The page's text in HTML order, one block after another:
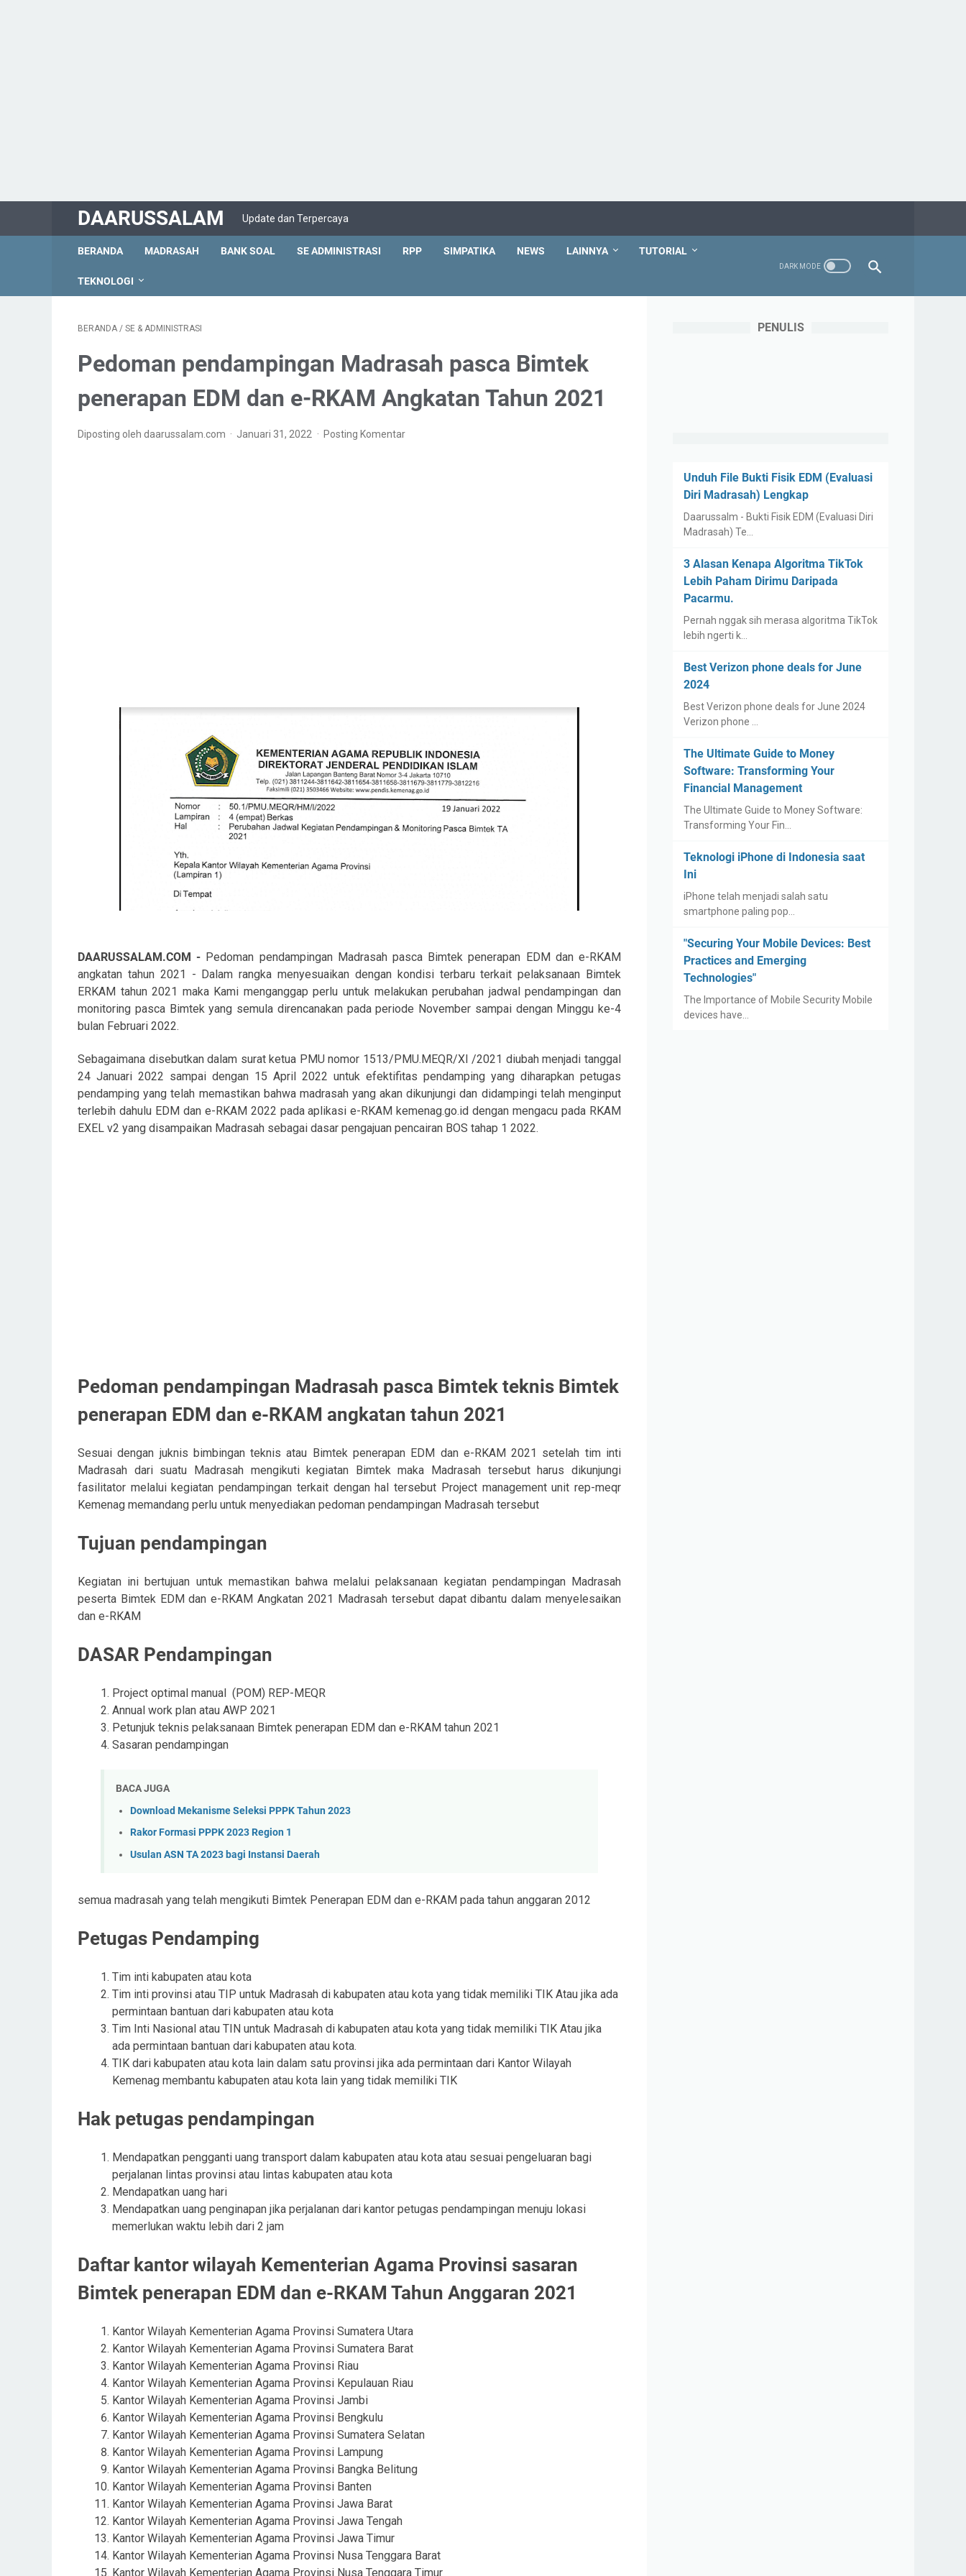
DAARUSSALAM Update dan Terpercaya
BERANDA MADRASAH BANK SOAL SE ADMINISTRASI RPP SIMPATIKA NEWS LAINNYA TUTORIAL
TEKNOLOGI
BERANDA / SE & ADMINISTRASI
Pedoman pendampingan Madrasah pasca Bimtek
penerapan EDM dan e-RKAM Angkatan Tahun 2021
Diposting oleh daarussalam.com Januari 31, 2022 Posting Komentar
DAARUSSALAM.COM - Pedoman pendampingan Madrasah pasca Bimtek penerapan EDM dan e-RKAM
angkatan tahun 2021 - Dalam rangka menyesuaikan dengan kondisi terbaru terkait pelaksanaan Bimtek
ERKAM tahun 2021 maka Kami menganggap perlu untuk melakukan perubahan jadwal pendampingan dan
monitoring pasca Bimtek yang semula direncanakan pada periode November sampai dengan Minggu ke-4
bulan Februari 2022.
Sebagaimana disebutkan dalam surat ketua PMU nomor 1513/PMU.MEQR/XI /2021 diubah menjadi tanggal
24 Januari 2022 sampai dengan 15 April 2022 untuk efektifitas pendamping yang diharapkan petugas
pendamping yang telah memastikan bahwa madrasah yang akan dikunjungi dan didampingi telah menginput
terlebih dahulu EDM dan e-RKAM 2022 pada aplikasi e-RKAM kemenag.go.id dengan mengacu pada RKAM
EXEL v2 yang disampaikan Madrasah sebagai dasar pengajuan pencairan BOS tahap 1 2022.
Pedoman pendampingan Madrasah pasca Bimtek teknis Bimtek
penerapan EDM dan e-RKAM angkatan tahun 2021
Sesuai dengan juknis bimbingan teknis atau Bimtek penerapan EDM dan e-RKAM 2021 setelah tim inti
Madrasah dari suatu Madrasah mengikuti kegiatan Bimtek maka Madrasah tersebut harus dikunjungi
fasilitator melalui kegiatan pendampingan terkait dengan hal tersebut Project management unit rep-meqr
Kemenag memandang perlu untuk menyediakan pedoman pendampingan Madrasah tersebut
Tujuan pendampingan
Kegiatan ini bertujuan untuk memastikan bahwa melalui pelaksanaan kegiatan pendampingan Madrasah
peserta Bimtek EDM dan e-RKAM Angkatan 2021 Madrasah tersebut dapat dibantu dalam menyelesaikan
dan e-RKAM
DASAR Pendampingan
Project optimal manual (POM) REP-MEQR
Annual work plan atau AWP 2021
Petunjuk teknis pelaksanaan Bimtek penerapan EDM dan e-RKAM tahun 2021
Sasaran pendampingan
BACA JUGA
Download Mekanisme Seleksi PPPK Tahun 2023
Rakor Formasi PPPK 2023 Region 1
Usulan ASN TA 2023 bagi Instansi Daerah
semua madrasah yang telah mengikuti Bimtek Penerapan EDM dan e-RKAM pada tahun anggaran 2012
Petugas Pendamping
Tim inti kabupaten atau kota
Tim inti provinsi atau TIP untuk Madrasah di kabupaten atau kota yang tidak memiliki TIK Atau jika ada
permintaan bantuan dari kabupaten atau kota
Tim Inti Nasional atau TIN untuk Madrasah di kabupaten atau kota yang tidak memiliki TIK Atau jika
ada permintaan bantuan dari kabupaten atau kota.
TIK dari kabupaten atau kota lain dalam satu provinsi jika ada permintaan dari Kantor Wilayah
Kemenag membantu kabupaten atau kota lain yang tidak memiliki TIK
Hak petugas pendampingan
Mendapatkan pengganti uang transport dalam kabupaten atau kota atau sesuai pengeluaran bagi
perjalanan lintas provinsi atau lintas kabupaten atau kota
Mendapatkan uang hari
Mendapatkan uang penginapan jika perjalanan dari kantor petugas pendampingan menuju lokasi
memerlukan waktu lebih dari 2 jam
Daftar kantor wilayah Kementerian Agama Provinsi sasaran
Bimtek penerapan EDM dan e-RKAM Tahun Anggaran 2021
Kantor Wilayah Kementerian Agama Provinsi Sumatera Utara
Kantor Wilayah Kementerian Agama Provinsi Sumatera Barat
Kantor Wilayah Kementerian Agama Provinsi Riau
Kantor Wilayah Kementerian Agama Provinsi Kepulauan Riau
Kantor Wilayah Kementerian Agama Provinsi Jambi
Kantor Wilayah Kementerian Agama Provinsi Bengkulu
Kantor Wilayah Kementerian Agama Provinsi Sumatera Selatan
Kantor Wilayah Kementerian Agama Provinsi Lampung
Kantor Wilayah Kementerian Agama Provinsi Bangka Belitung
Kantor Wilayah Kementerian Agama Provinsi Banten
Kantor Wilayah Kementerian Agama Provinsi Jawa Barat
Kantor Wilayah Kementerian Agama Provinsi Jawa Tengah
Kantor Wilayah Kementerian Agama Provinsi Jawa Timur
Kantor Wilayah Kementerian Agama Provinsi Nusa Tenggara Barat
Kantor Wilayah Kementerian Agama Provinsi Nusa Tenggara Timur
PENULIS
Unduh File Bukti Fisik EDM (Evaluasi
Diri Madrasah) Lengkap
Daarussalm - Bukti Fisik EDM (Evaluasi Diri
Madrasah) Te…
3 Alasan Kenapa Algoritma TikTok
Lebih Paham Dirimu Daripada
Pacarmu.
Pernah nggak sih merasa algoritma TikTok
lebih ngerti k…
Best Verizon phone deals for June
2024
Best Verizon phone deals for June 2024
Verizon phone …
The Ultimate Guide to Money
Software: Transforming Your
Financial Management
The Ultimate Guide to Money Software:
Transforming Your Fin…
Teknologi iPhone di Indonesia saat
Ini
iPhone telah menjadi salah satu
smartphone paling pop…
"Securing Your Mobile Devices: Best
Practices and Emerging
Technologies"
The Importance of Mobile Security Mobile
devices have…